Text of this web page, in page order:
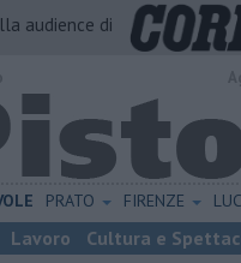
audience di
PRATO FIRENZE
Lavoro Cultura e